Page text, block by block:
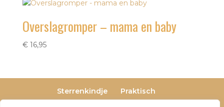
Overslagromper – mama en baby
€16,95
Sterrenkindje
Praktisch
Privacy- en cookieverklaring